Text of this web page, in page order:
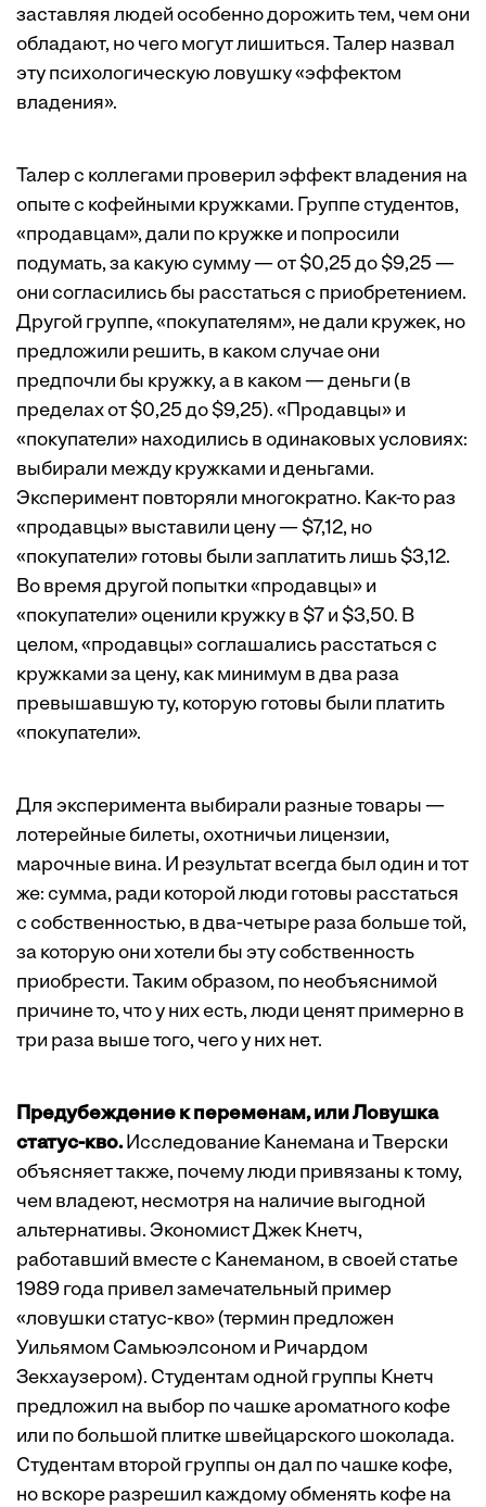
заставляя людей особенно дорожить тем, чем они
обладают, но чего могут лишиться. Талер назвал
эту психологическую ловушку «эффектом
владения».
Талер с коллегами проверил эффект владения на
опыте с кофейными кружками. Группе студентов,
«продавцам», дали по кружке и попросили
подумать, за какую сумму — от $0,25 до $9,25 —
они согласились бы расстаться с приобретением.
Другой группе, «покупателям», не дали кружек, но
предложили решить, в каком случае они
предпочли бы кружку, а в каком — деньги (в
пределах от $0,25 до $9,25). «Продавцы» и
«покупатели» находились в одинаковых условиях:
выбирали между кружками и деньгами.
Эксперимент повторяли многократно. Как-то раз
«продавцы» выставили цену — $7,12, но
«покупатели» готовы были заплатить лишь $3,12.
Во время другой попытки «продавцы» и
«покупатели» оценили кружку в $7 и $3,50. В
целом, «продавцы» соглашались расстаться с
кружками за цену, как минимум в два раза
превышавшую ту, которую готовы были платить
«покупатели».
Для эксперимента выбирали разные товары —
лотерейные билеты, охотничьи лицензии,
марочные вина. И результат всегда был один и тот
же: сумма, ради которой люди готовы расстаться
с собственностью, в два-четыре раза больше той,
за которую они хотели бы эту собственность
приобрести. Таким образом, по необъяснимой
причине то, что у них есть, люди ценят примерно в
три раза выше того, чего у них нет.
Предубеждение к переменам, или Ловушка
статус-кво.Исследование Канемана и Тверски
объясняет также, почему люди привязаны к тому,
чем владеют, несмотря на наличие выгодной
альтернативы. Экономист Джек Кнетч,
работавший вместе с Канеманом, в своей статье
1989 года привел замечательный пример
«ловушки статус-кво» (термин предложен
Уильямом Самьюэлсоном и Ричардом
Зекхаузером). Студентам одной группы Кнетч
предложил на выбор по чашке ароматного кофе
или по большой плитке швейцарского шоколада.
Студентам второй группы он дал по чашке кофе,
но вскоре разрешил каждому обменять кофе на